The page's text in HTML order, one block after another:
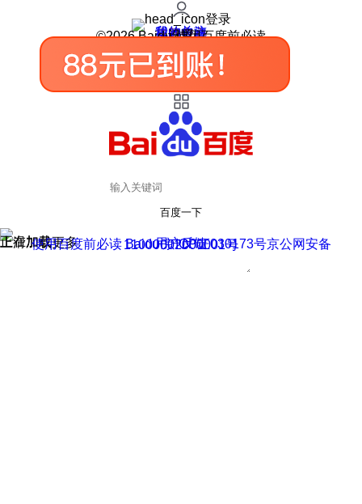
登录
我的关注
我的收藏
皮肤中心
用户反馈
设置
©2026 Baidu 使用百度前必读
百度一下
正在加载
上滑加载更多 用户反馈
使用百度前必读 Baidu 京ICP证030173号
京公网安备11000002000001号